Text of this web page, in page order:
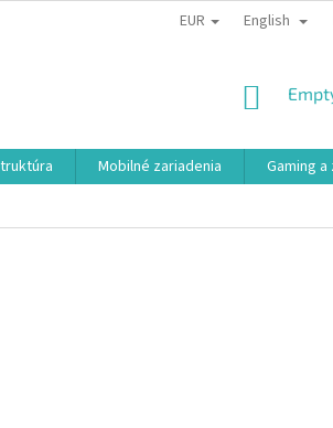
EUR English
Mobilné zariadenia Gaming a